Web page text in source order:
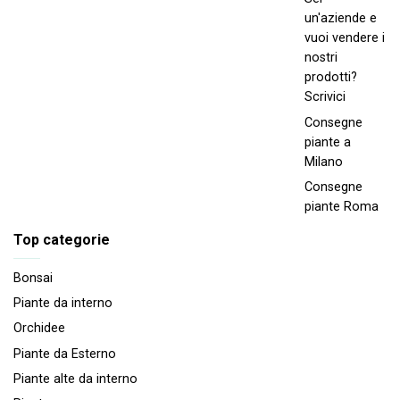
un'aziende e
vuoi vendere i
nostri
prodotti?
Scrivici
Consegne
piante a
Milano
Consegne
piante Roma
Top categorie
Bonsai
Piante da interno
Orchidee
Piante da Esterno
Piante alte da interno